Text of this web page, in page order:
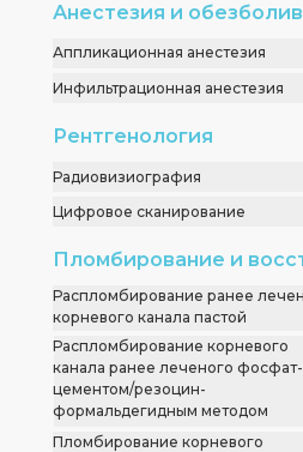
Рентгенология
Пломбирование и
Радиовизиография
Цифровое сканирование
Анестезия и
Аппликационная анестезия
Инфильтрационная анестезия
Пломбирование корневого
Распломбирование ранее
корневого канала пастой
Распломбирование корневого
канала ранее леченого фосфат-
цементом/резоцин-
формальдегидным методом